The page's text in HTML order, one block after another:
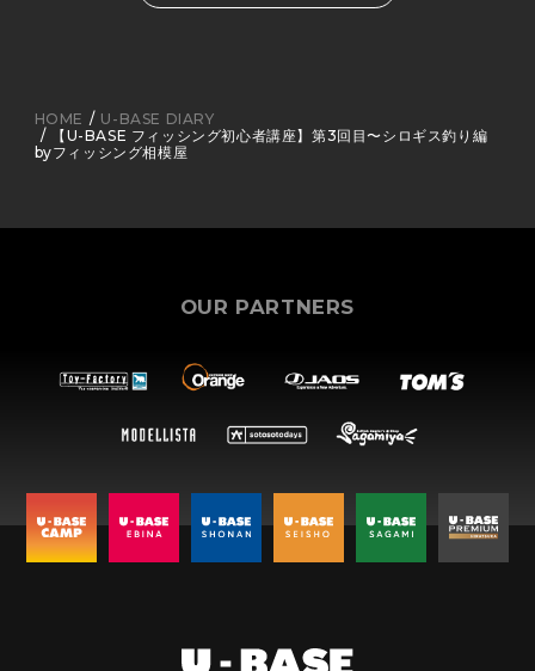
HOME
U-BASE DIARY
【U-BASE フィッシング初心者講座】第3回目〜シロギス釣り編
byフィッシング相模屋
OUR PARTNERS